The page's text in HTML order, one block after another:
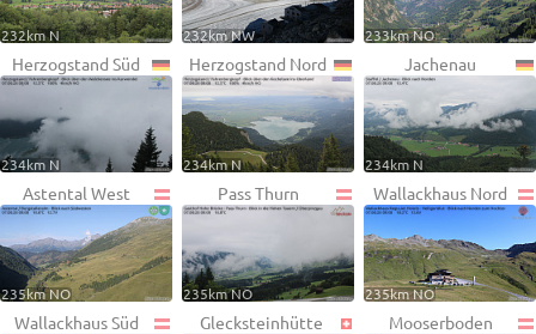
232km N 232km NW 233km NO
Herzogstand Süd
234km N
Herzogstand Nord
234km N
Jachenau
234km N
Astental West
235km NO
Pass Thurn
235km NO
Wallackhaus Nord
235km NO
Wallackhaus Süd Glecksteinhütte Mooserboden